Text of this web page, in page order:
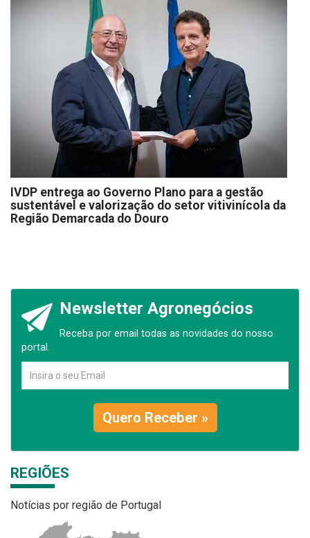
IVDP entrega ao Governo Plano para a gestão
sustentável e valorização do setor vitivinícola da
Região Demarcada do Douro
Newsletter Agronegócios
Receba por email todas as novidades do nosso
portal.
Quero Receber »
REGIÕES
Notícias por região de Portugal